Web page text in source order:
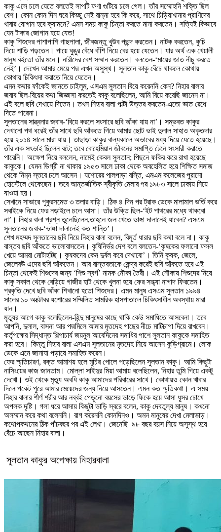
কাকু এসে চলে যেতে বলতেই সাপটি ফণা গুটিয়ে চলে গেল। তাঁর সম্মোহনি শক্তি ছিল
বেশ। কোন কোন দিন ঘরে কিচ্ছু নেই রান্না হবে কি করে, সাথে চিড়িয়াখানার প্রাণিদের
খাবার যোগান হবে ক্যামনে? এমন সময় কাকু চিন্তা করতে মানা করতেন। সত্যিই কিভাবে
যেন টাকার জোগান হয়ে যেত!
কাকু শিশুদের পাশাপাশি গাছপালা, জীবজন্তু খুউব পছন্দ করতেন। নাটক করতেন, কুচি
দিয়ে শাড়ি পড়তেন। পায়ে ঘুঙুর বেঁধে বাঁশি নিয়ে বের হয়ে যেতেন। যার অর্থ এক খেয়ালী
মানুষ বইতো তাঁর মনে। নারীদের বেশ সম্মান করতেন। বলতেন-‘মায়ের জাত নীচু করতে
নেই’। দেখেন আমার মেয়ে পদ্ম এখন অসুস্থ। সুলতান কাকু বেঁচে থাকলে কোথায়
কোথায় চিকিৎসা করাতে নিয়ে যেতেন।
এমন কথার ফাঁকেই জানতে চাইলুম, এসএম সুলতান বিয়ে করেননি কেন? নিহার বালার
জবাব ছিল-বিয়ের কথা জিজ্ঞাসা করতেই কাকু বলেছিলেন, আমি বিয়ে করেছি জানেন না।
এই বলে ছবি দেখায়ে দিতেন। তখন নিহার বালা পাল্টা উত্তর করতেন-এতো ভাত রেধে
দিতে পারেনা।
সুলতানের সান্ত্বনার জবাব-‘বিয়ে করলে সংসারে ছবি আঁকা যায় না’। সম্ভবত কাকুর
দেখানো পথ ধরেই তাঁর সাথে ছবি আঁকতে গিয়ে আমার ছোট ভাই দুলাল সাহাও অকৃতদার
হয়ে ২০১৪ সালে মারা যায়। তাছাড়া কাকুর বাল্যকালে অভাবের মধ্য দিয়ে যেতে হয়েছে।
তাঁর এক সৎভাই ছিলেন বটে; তবে বোহেমিয়ান জীবনের সমাপ্তি টেনে সংসারী করাতে
পারেনি। অক্ষেপ নিয়ে বললেন, নামেই কেবল সুলতান; পিছনে ফকির করে রাখা হয়েছে
কাকুকে। যেমন ডিগ্রী না থাকায় ১৯৫৩ সালে ঢাকা থেকে অবহেলিত হয়ে শিক্ষিত সমাজ
থেকে নিম্ন স্তরে চলে আসেন। যশোরের পালপাড়া বস্তি, এমএম কলেজের পুরানো
হোস্টেলে থেকেছেন। তবে আন্তর্জাতিক স্বীকৃতি মেলার পর ১৯৮৩ সালে ঢাকায় নিয়ে
যাওয়া হয়।
সেখানে সাভারে পুকুরসমেত ৩ তলার বাড়ি। ঠিক ৪ দিন পর ট্রাক ডেকে মালামাল ভর্তি করে
সবাইকে নিয়ে ফের নড়াইলে চলে আসা। তাঁর উক্তি ছিল-‘ইট পাথরের মধ্যে থাকবো
না’। নিহার বালা প্রশ্ন তুলেছিলেন,তাহলে জল খেতে ভাঙ্গা দালানেই যাবেন? এসএম
সুলতানের জবাব-‘ভাঙ্গা দালানেই কত শান্তি’।
শেখ মহম্মদ সুলতানের ছবি নিয়ে নিহার বালা বলেন, বিমূর্ত ধারার ছবি কথা বলে না। কাকু
বাস্তব ছবি আঁকতে ভালোবাসতেন। কৃষিনির্ভর দেশ বলে বলতেন-‘কৃষকের ফলানো ফসল
খেয়ে আমরা মোটাহচ্ছি। কৃষকদের কেন দুর্বল করে দেখাবো’। তিনি কৃষক, জেলে,
জেলেবউ এদের ছবি আঁকতেন। আর বাস্তবতাকে কেন্দ্র করেই ছবি আঁকতে হবে এই
চিন্তা থেকেই শিশুদের জন্য ‘শিশু স্বর্গ’ নামক নৌকা তৈরী। এই নৌকায় শিশুদের নিয়ে
কাকু সকাল থেকে বেড়িয়ে গাজীর হাট থেকে খুলনা হয়ে ফের সন্ধ্যা নাগাদ ফিরতেন।
প্রকৃতি দেখে ছবি আঁকা শিখানো হতো শিশুদের। এমন মানুষ এসএম সুলতান ১৯৯৪
সালের ১০ অক্টোবর যশোরের সম্মিলিত সামরিক হাসপাতালে চিকিৎসাধীন অবস্থায় মারা
যান।
মৃত্যুর আগে কাকু বলেছিলেন-হিন্দু মানুষের কাছে থাকি কেউ সমাধিতে আসবেনা। তবে
আপনি, দুলাল, বাসনা আর পদ্মমিলে আমার মৃতদেহ গাছের নীচে মাটিচাপা দিয়ে রাখবেন।
কর্তৃপক্ষের সিদ্ধান্ত শিল্পাচার্য জয়নুল আবেদিনের সমাধির পাশে সুলতান কাকুকে সমাহিত
করা হবে। কিন্তু নিহার বালা এসএম সুলতানের মৃতদেহ নিয়ে আসেন কুড়িগ্রামে। লোক
ডেকে এনে জানাযা পড়ায়ে সমাহিত করেন।
ফের স্মৃতিচারণ, রক্ত আমাশয় হলে মুচির পোলে পড়েছিলেন সুলতান কাকু। আমি কিছুটা
নাসিংয়ের কাজ জানতাম। মোল্লা সাইদুর মিয়া আমায় বলেছিলেন, নিহার তুমি গিয়ে একটু
দেখো। ওই থেকে মৃত্যু অবধি কাকু আমাদের পরিবারের সাথে। কোথায়ও কোন খাবার
দিলে পকেট পুরে আমার মেয়েদের জন্য নিয়ে আসতেন। এমন কত স্মৃতিকথা। এ সময়
নিহার বালার শীর্ণ শরীর আর নব্বই পেড়ুনো বয়সের ভাড়ে ফিকে হয়ে আসা ধূসর চোখে
অপলক দৃষ্টি। গলা ধরে আসায় কিছুটা ভাড়ি স্বরে বলেন, কাকু দেবতুল্য মানুষ। কখনো
অসম্মান করে কথা বলেননি। রাগ করেননি কোনদিনও। অমন মানুষের দেখা মেলাভাড়।
কথোপকথনের ঠিক পাঁচবছর পর এই লেখা। জেনেছি ৯৮ বছর বয়স নিয়ে অসুস্থ হয়ে
বেঁচে আছেন নিহার বালা।
সুলতান কাকুর অপেক্ষায় নিহারবালা